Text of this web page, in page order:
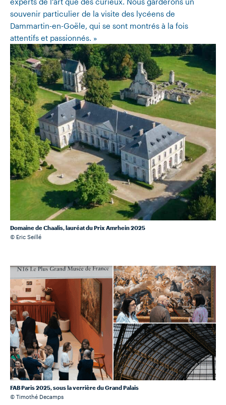
souvenir particulier de la visite des lycéens de
Dammartin-en-Goële, qui se sont montrés à la fois
attentifs et passionnés. »
Domaine de Chaalis, lauréat du Prix Amrhein 2025
© Eric Seillé
FAB Paris 2025, sous la verrière du Grand Palais
© Timothé Decamps